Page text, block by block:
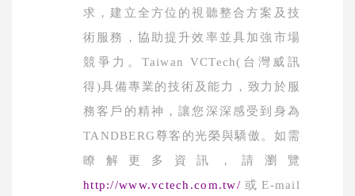
求，建立全方位的視聽整合方案及技
術服務，協助提升效率並具加強市場
競爭力。Taiwan VCTech( 台灣威訊
得)具備專業的技術及能力，致力於服
務客戶的精神，讓您深深感受到身為
TANDBERG尊客的光榮與驕傲。如需
瞭解更多資訊，請瀏覽
http://www.vctech.com.tw/ 或E-mail